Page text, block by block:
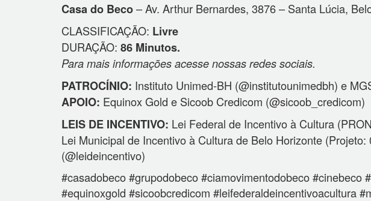
Casa do Beco– Av. Arthur Bernardes, 3876 – Santa Lúcia,
CLASSIFICAÇÃO: Livre
DURAÇÃO: 86 Minutos.
Para mais informações acesse nossas redes sociais.
PATROCÍNIO: Instituto Unimed-BH (@institutounimedbh) e
APOIO: Equinox Gold e Sicoob Credicom (@sicoob_credicom)
LEIS DE INCENTIVO: Lei Federal de Incentivo à Cultura
Lei Municipal de Incentivo à Cultura de Belo Horizonte (Projeto:
(@leideincentivo)
#casadobeco #grupodobeco #ciamovimentodobeco
#equinoxgold #sicoobcredicom #leifederaldeincentivoacultura